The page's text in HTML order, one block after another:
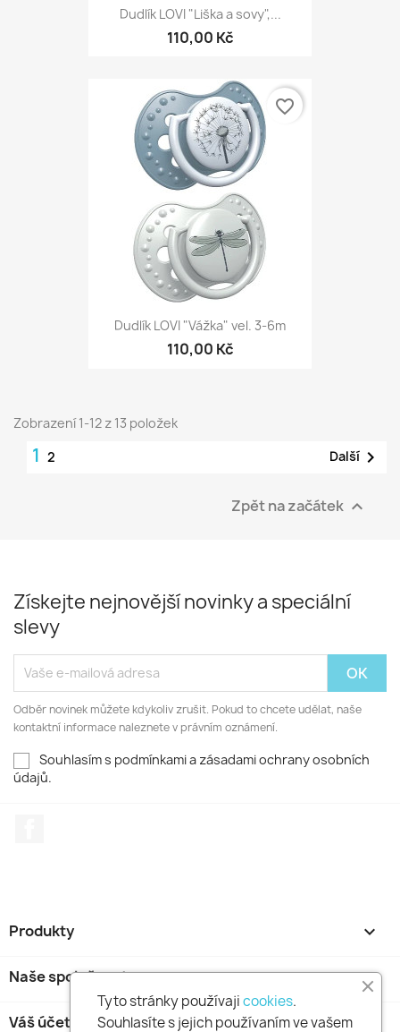
Dudlík LOVI "Liška a sovy",...
110,00 Kč
Dudlík LOVI "Vážka" vel. 3-6m
110,00 Kč
favorite_border
Zobrazení 1-12 z 13 položek
1 2 Další 
Zpět na začátek 
Získejte nejnovější novinky a speciální
slevy
Odběr novinek můžete kdykoliv zrušit. Pokud to chcete udělat, naše
kontaktní informace naleznete v právním oznámení.
Souhlasím s podmínkami a zásadami ochrany osobních
údajů.
Produkty 
Naše společnost 
Váš účet
Tyto stránky používajicookies.
Souhlasíte s jejich používaním ve vašem